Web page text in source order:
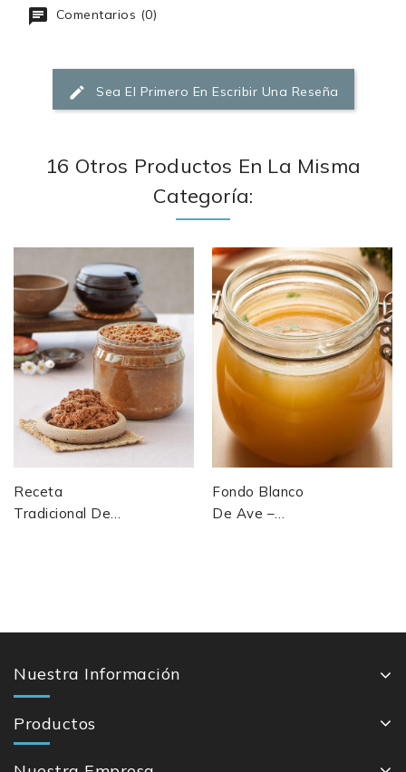
Comentarios (0)
Sea El Primero En Escribir Una Reseña
16 Otros Productos En La Misma
Categoría:
Receta
Tradicional De
Fondo Blanco
De Ave –
Nuestra Información
Productos